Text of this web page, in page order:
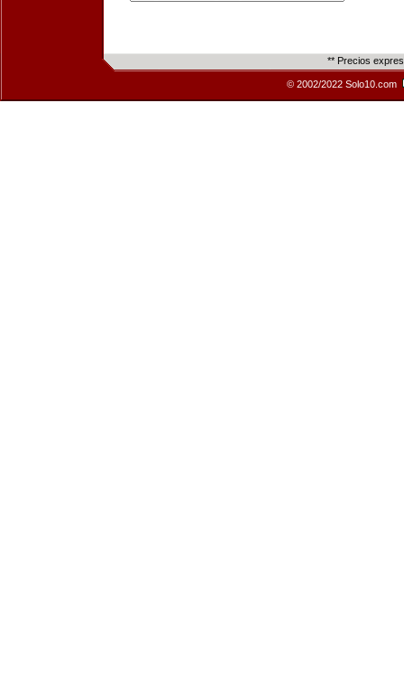
** Precios
© 2002/2022 Solo10.com